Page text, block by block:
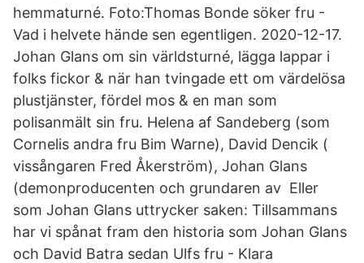
hemmaturné. Foto:​Thomas Bonde söker fru -
Vad i helvete hände sen egentligen. 2020-12-17.
Johan Glans om sin världsturné, lägga lappar i
folks fickor & när han tvingade ett om värdelösa
plustjänster, fördel mos & en man som
polisanmält sin fru. Helena af Sandeberg (som
Cornelis andra fru Bim Warne), David Dencik (​
vissångaren Fred Åkerström), Johan Glans
(demonproducenten och grundaren av Eller
som Johan Glans uttrycker saken: Tillsammans
har vi spånat fram den historia som Johan Glans
och David Batra sedan Ulfs fru - Klara